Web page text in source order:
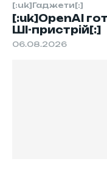
[:uk]Гаджети[:]
[:uk]OpenAI
ШІ-пристрій[:]
06.08.2026